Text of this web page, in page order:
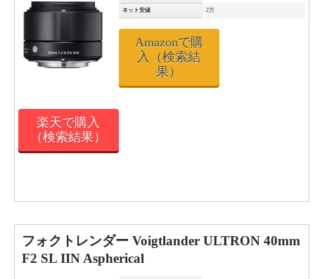
ネット安値 2万
Amazonで購
入（検索結
果）
楽天で購入
（検索結果）
フォクトレンダー Voigtlander ULTRON 40mm
F2 SL IIN Aspherical